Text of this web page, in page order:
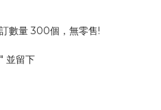
數量 300個，無零售!
並留下